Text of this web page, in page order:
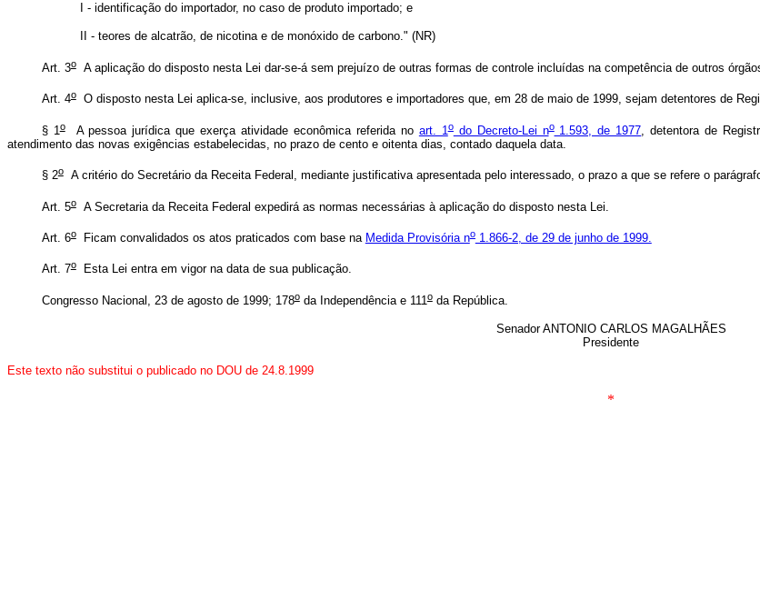
I - identificação do importador, no caso de produto importado; e
II - teores de alcatrão, de nicotina e de monóxido de carbono." (NR)
Art. 3oA aplicação do disposto nesta Lei dar-se-á sem prejuízo de outras formas de controle incluídas na competência de outros
Art. 4oO disposto nesta Lei aplica-se, inclusive, aos produtores e importadores que, em 28 de maio de 1999, sejam detentores de
§ 1oA pessoa jurídica que exerça atividade econômica referida no art. 1odo Decreto-Lei no1.593, de 1977 , detentora de
atendimento das novas exigências estabelecidas, no prazo de cento e oitenta dias, contado daquela data.
§ 2oA critério do Secretário da Receita Federal, mediante justificativa apresentada pelo interessado, o prazo a que se refere o
Art. 5oA Secretaria da Receita Federal expedirá as normas necessárias à aplicação do disposto nesta Lei.
Art. 6oFicam convalidados os atos praticados com base na Medida Provisória no1.866-2, de 29 de junho de 1999.
Art. 7oEsta Lei entra em vigor na data de sua publicação.
Congresso Nacional, 23 de agosto de 1999; 178oda Independência e 111oda República.
Senador ANTONIO CARLOS MAGALHÃES
Presidente
Este texto não substitui o publicado no DOU de 24.8.1999
*